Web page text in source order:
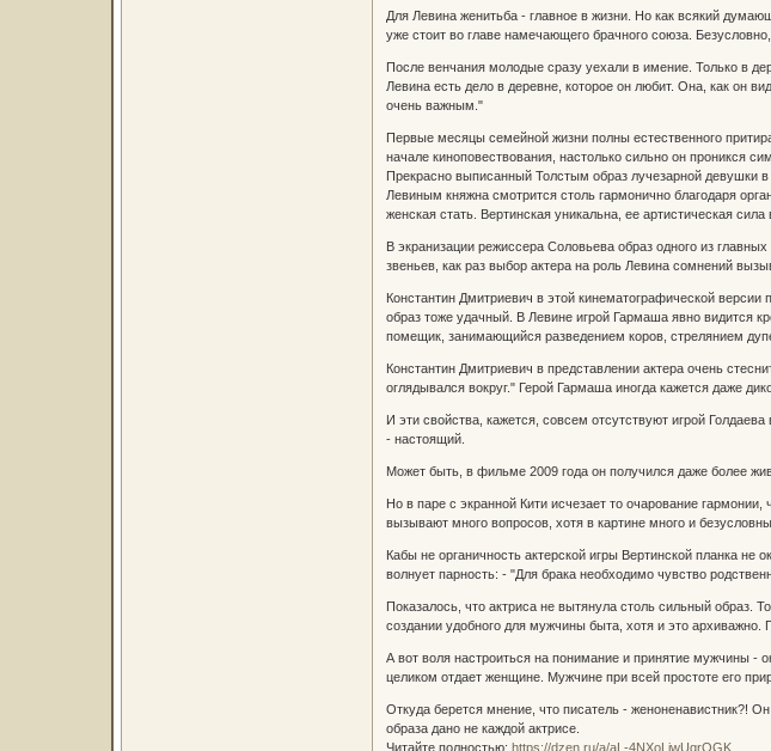
Для Левина женитьба - главное в жизни. Но как всякий
уже стоит во главе намечающего брачного союза.
После венчания молодые сразу уехали в имение. Только в
Левина есть дело в деревне, которое он любит. Она, как он
очень важным."
Первые месяцы семейной жизни полны естественного
начале киноповествования, настолько сильно он проникся
Прекрасно выписанный Толстым образ лучезарной девушки
Левиным княжна смотрится столь гармонично благодаря
женская стать. Вертинская уникальна, ее артистическая
В экранизации режиссера Соловьева образ одного из
звеньев, как раз выбор актера на роль Левина сомнений
Константин Дмитриевич в этой кинематографической версии
образ тоже удачный. В Левине игрой Гармаша явно видится
помещик, занимающийся разведением коров, стрелянием
Константин Дмитриевич в представлении актера очень
оглядывался вокруг." Герой Гармаша иногда кажется даже
И эти свойства, кажется, совсем отсутствуют игрой
- настоящий.
Может быть, в фильме 2009 года он получился даже более
Но в паре с экранной Кити исчезает то очарование
вызывают много вопросов, хотя в картине много и
Кабы не органичность актерской игры Вертинской планка
волнует парность: - "Для брака необходимо чувство
Показалось, что актриса не вытянула столь сильный образ.
создании удобного для мужчины быта, хотя и это
А вот воля настроиться на понимание и принятие мужчины -
целиком отдает женщине. Мужчине при всей простоте его
Откуда берется мнение, что писатель - женоненавистник?!
образа дано не каждой актрисе.
Читайте полностью: https://dzen.ru/a/aL-4NXoLiwUqrOGK